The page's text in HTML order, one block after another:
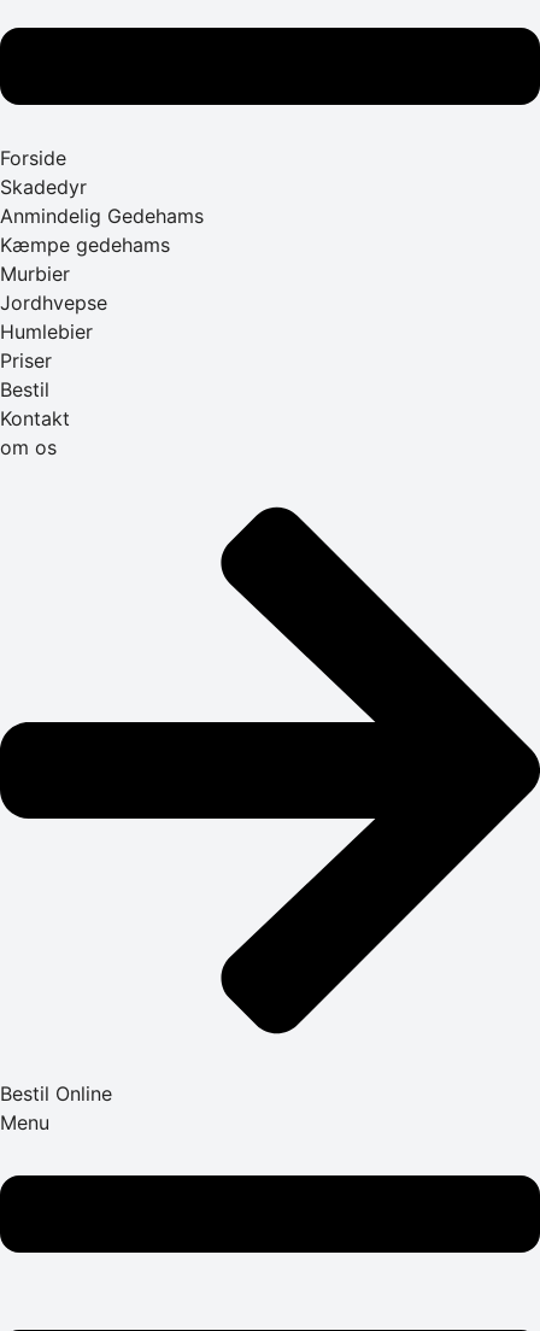
Forside
Skadedyr
Anmindelig Gedehams
Kæmpe gedehams
Murbier
Jordhvepse
Humlebier
Priser
Bestil
Kontakt
om os
Bestil Online
Menu